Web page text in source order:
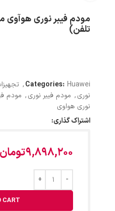
تلفن)
Categories: Huawei
,
نوری, مودم فیبر نوری, مودم
نوری هواوی
اشتراک گذاری:
9,898,200تومان
CART